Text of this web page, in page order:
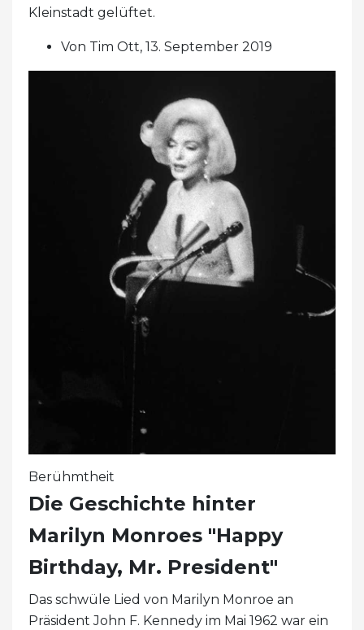
Kleinstadt gelüftet.
Von Tim Ott, 13. September 2019
Berühmtheit
Die Geschichte hinter
Marilyn Monroes "Happy
Birthday, Mr. President"
Das schwüle Lied von Marilyn Monroe an
Präsident John F. Kennedy im Mai 1962 war ein